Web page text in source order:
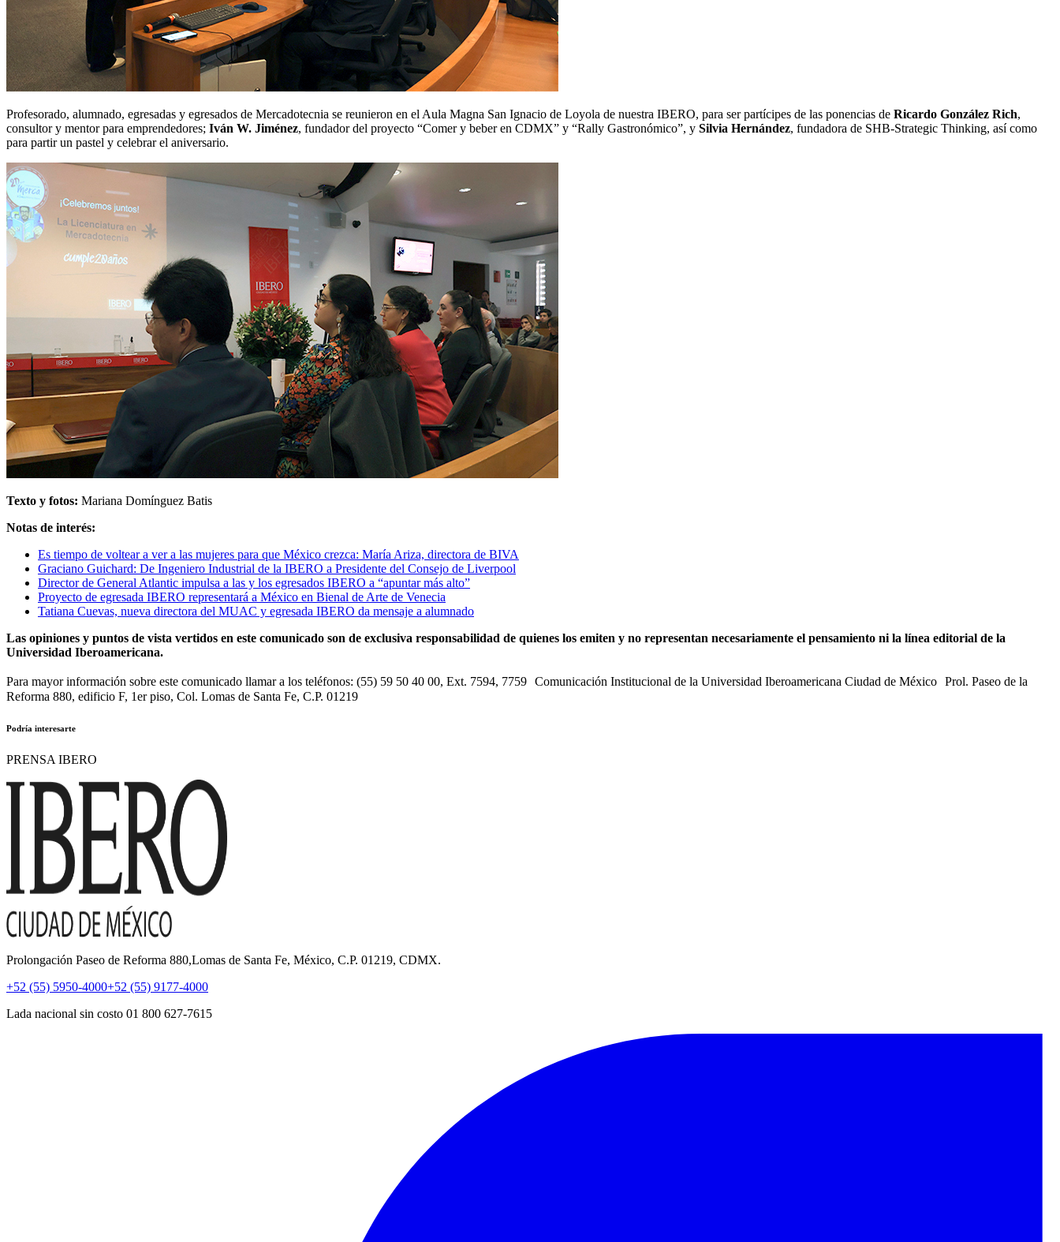
Profesorado, alumnado, egresadas y egresados de Mercadotecnia se reunieron en el Aula Magna San Ignacio de Loyola de nuestra IBERO, para ser partícipes de las ponencias de Ricardo González Rich,
consultor y mentor para emprendedores; Iván W. Jiménez, fundador del proyecto “Comer y beber en CDMX” y “Rally Gastronómico”, y Silvia Hernández, fundadora de SHB-Strategic Thinking, así como
para partir un pastel y celebrar el aniversario.
Texto y fotos: Mariana Domínguez Batis
Notas de interés:
Es tiempo de voltear a ver a las mujeres para que México crezca: María Ariza, directora de BIVA
Graciano Guichard: De Ingeniero Industrial de la IBERO a Presidente del Consejo de Liverpool
Director de General Atlantic impulsa a las y los egresados IBERO a “apuntar más alto”
Proyecto de egresada IBERO representará a México en Bienal de Arte de Venecia
Tatiana Cuevas, nueva directora del MUAC y egresada IBERO da mensaje a alumnado
Las opiniones y puntos de vista vertidos en este comunicado son de exclusiva responsabilidad de quienes los emiten y no representan necesariamente el pensamiento ni la línea editorial de la
Universidad Iberoamericana.
Para mayor información sobre este comunicado llamar a los teléfonos: (55) 59 50 40 00, Ext. 7594, 7759 Comunicación Institucional de la Universidad Iberoamericana Ciudad de México Prol. Paseo de la
Reforma 880, edificio F, 1er piso, Col. Lomas de Santa Fe, C.P. 01219
Podría interesarte
PRENSA IBERO
Prolongación Paseo de Reforma 880,Lomas de Santa Fe, México, C.P. 01219, CDMX.
+52 (55) 5950-4000+52 (55) 9177-4000
Lada nacional sin costo 01 800 627-7615